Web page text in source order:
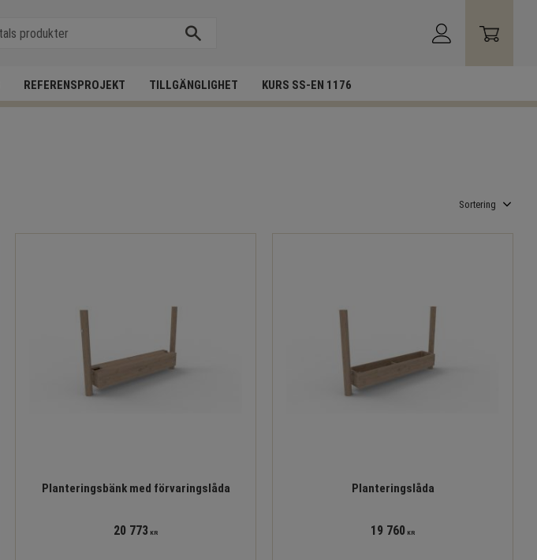
REFERENSPROJEKT TILLGÄNGLIGHET KURS SS-EN 1176
Planteringsbänk med förvaringslåda
20 773 KR
Planteringslåda
19 760 KR